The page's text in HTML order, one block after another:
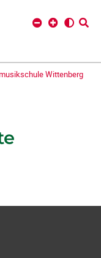
Wittenberg